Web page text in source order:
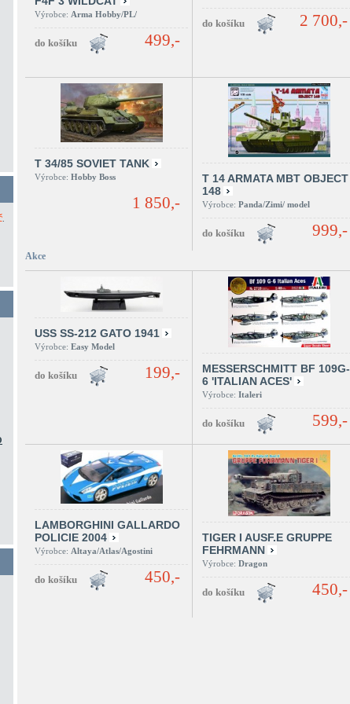
Výrobce: Arma Hobby/PL/
499,-
2 700,-
T 34/85 SOVIET TANK
Výrobce: Hobby Boss
1 850,-
T 14 ARMATA MBT OBJECT
148
Výrobce: Panda/Zimi/ model
999,-
Akce
USS SS-212 GATO 1941
Výrobce: Easy Model
199,-
MESSERSCHMITT BF 109G-
6 'ITALIAN ACES'
Výrobce: Italeri
599,-
LAMBORGHINI GALLARDO
POLICIE 2004
Výrobce: Altaya/Atlas/Agostini
450,-
TIGER I AUSF.E GRUPPE
FEHRMANN
Výrobce: Dragon
450,-